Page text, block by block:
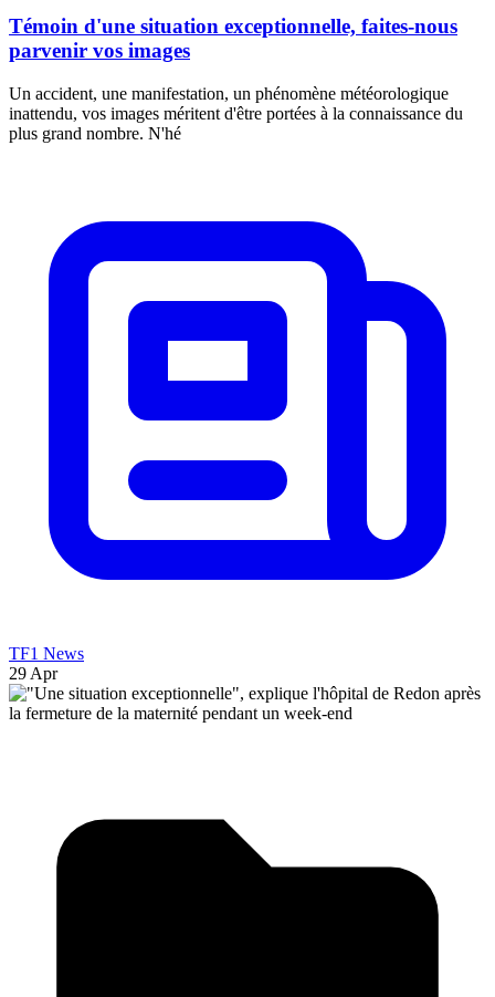
Témoin d'une situation exceptionnelle, faites-nous
parvenir vos images
Un accident, une manifestation, un phénomène météorologique
inattendu, vos images méritent d'être portées à la connaissance du
plus grand nombre. N'hé
TF1 News
29 Apr